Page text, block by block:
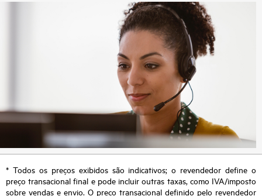
* Todos os preços exibidos são indicativos; o revendedor define o
preço transacional final e pode incluir outras taxas, como IVA/imposto
sobre vendas e envio. O preço transacional definido pelo revendedor